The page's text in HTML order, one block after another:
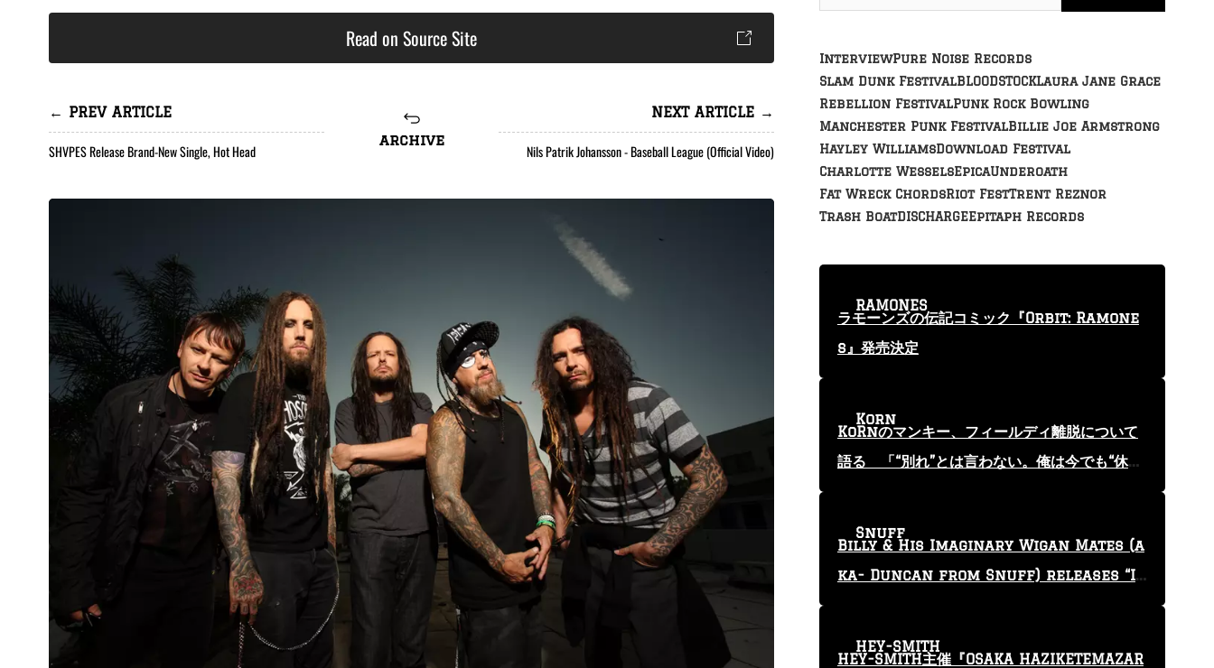
Read on Source Site
← PREV ARTICLE
SHVPES Release Brand-New Single, Hot Head
archive
NEXT ARTICLE →
Nils Patrik Johansson - Baseball League (Official Video)
InterviewPure Noise Records
Slam Dunk FestivalBLOODSTOCKLaura Jane Grace
Rebellion FestivalPunk Rock Bowling
Manchester Punk FestivalBillie Joe Armstrong
Hayley WilliamsDownload Festival
Charlotte WesselsEpicaUnderoath
Fat Wreck ChordsRiot FestTrent Reznor
Trash BoatDISCHARGEEpitaph Records
ラモーンズの伝記コミック『Orbit: Ramone
s』発売決定
RAMONES
KoRnのマンキー、フィールディ離脱について
語る 「“別れ”とは言わない。俺は今でも“休
Korn
Billy & His Imaginary Wigan Mates (a
ka- Duncan from Snuff) releases “I
Snuff
HEY-SMITH主催『OSAKA HAZIKETEMAZAR
HEY-SMITH